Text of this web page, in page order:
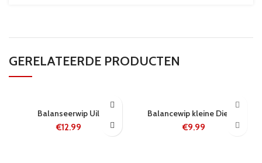
GERELATEERDE PRODUCTEN
Balanseerwip Uil
€12.99
Balancewip kleine Dieren
€9.99